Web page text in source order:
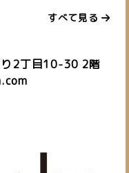
すべて見る
2丁目10-30 2階